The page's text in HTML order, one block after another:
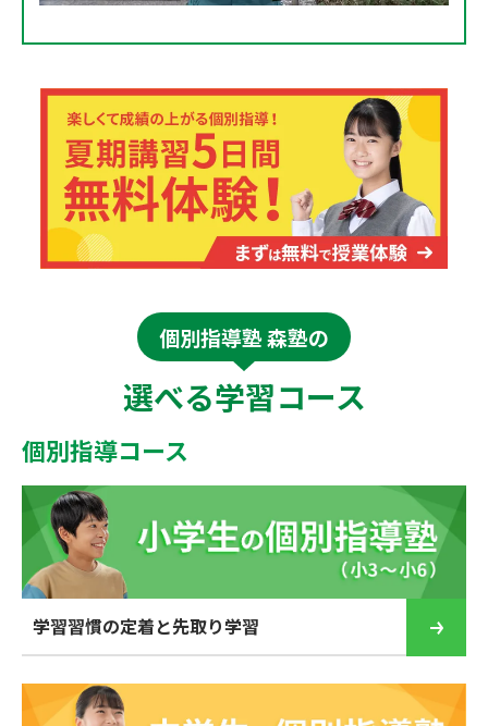
個別指導塾 森塾の
選べる学習コース
個別指導コース
学習習慣の定着と先取り学習